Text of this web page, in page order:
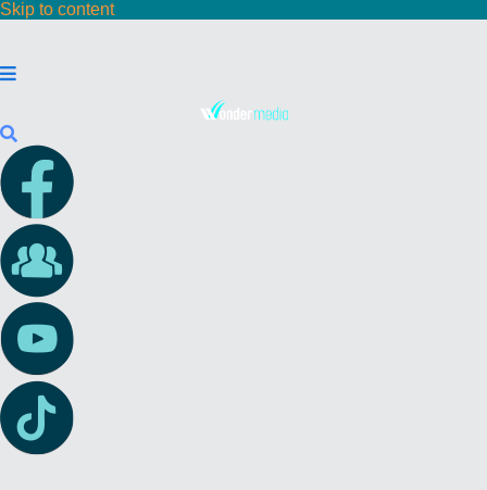
Skip to content